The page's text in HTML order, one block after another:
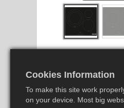
Cookies Information
To make this site work
on your device. Most big